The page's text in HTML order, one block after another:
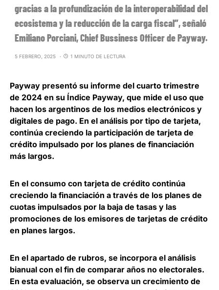
gracias a la profundización de la interoperabilidad del
ecosistema y la reducción de la carga fiscal”, señaló
Emiliano Porciani, Chief Bussiness Officer de Payway.
5 FEBRERO, 2025 1 MINUTO DE LECTURA
Payway presentó su informe del cuarto trimestre
de 2024 en su Índice Payway, que mide el uso que
hacen los argentinos de los medios electrónicos y
digitales de pago. En el análisis por tipo de tarjeta,
continúa creciendo la participación de tarjeta de
crédito impulsado por los planes de financiación
más largos.
En el consumo con tarjeta de crédito continúa
creciendo la financiación a través de los planes de
cuotas impulsados por la baja de tasas y las
promociones de los emisores de tarjetas de crédito
en planes largos.
En el apartado de rubros, se incorpora el análisis
bianual con el fin de comparar años no electorales.
En esta evaluación, se observa un crecimiento de